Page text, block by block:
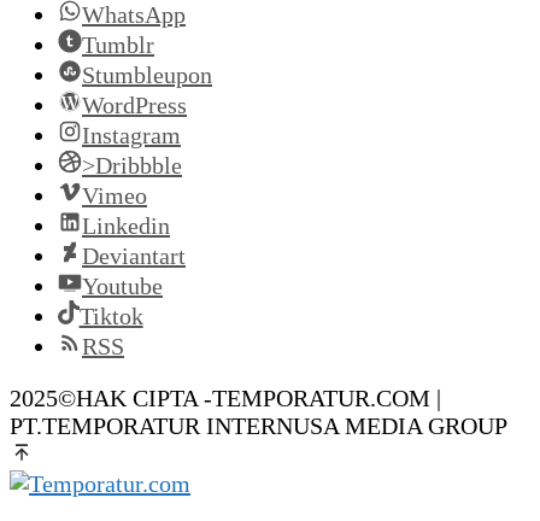
WhatsApp
Tumblr
Stumbleupon
WordPress
Instagram
>Dribbble
Vimeo
Linkedin
Deviantart
Youtube
Tiktok
RSS
2025©HAK CIPTA -TEMPORATUR.COM |
PT.TEMPORATUR INTERNUSA MEDIA GROUP